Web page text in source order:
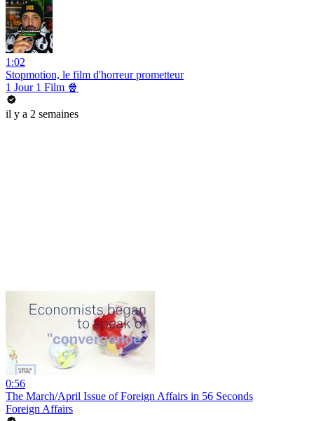
1:02
Stopmotion, le film d'horreur prometteur
1 Jour 1 Film 🍿
il y a 2 semaines
0:56
The March/April Issue of Foreign Affairs in 56 Seconds
Foreign Affairs